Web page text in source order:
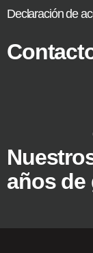
Declaración de
años de